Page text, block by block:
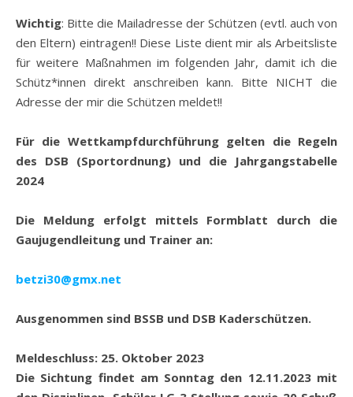
Wichtig: Bitte die Mailadresse der Schützen (evtl. auch von
den Eltern) eintragen!! Diese Liste dient mir als Arbeitsliste
für weitere Maßnahmen im folgenden Jahr, damit ich die
Schütz*innen direkt anschreiben kann. Bitte NICHT die
Adresse der mir die Schützen meldet!!
Für die Wettkampfdurchführung gelten die Regeln
des DSB (Sportordnung) und die Jahrgangstabelle
2024
Die Meldung erfolgt mittels Formblatt durch die
Gaujugendleitung und Trainer an:
betzi30@gmx.net
Ausgenommen sind BSSB und DSB Kaderschützen.
Meldeschluss: 25. Oktober 2023
Die Sichtung findet am Sonntag den 12.11.2023mit